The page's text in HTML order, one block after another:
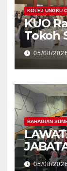
KOLEJ UNGKU
KUO
Tokoh
Holistik
05/08/2026
BAHAGIAN
KE05/08/